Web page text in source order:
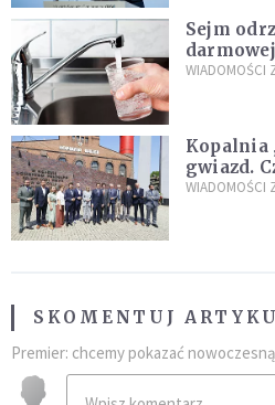
Sejm
WIADOMOŚCI
Kopalnia
gwiazd.
„Dolina
WIADOMOŚCI
SKOMENTUJ
Premier: chcemy pokazać